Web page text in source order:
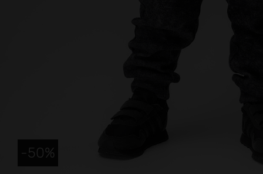
-50%